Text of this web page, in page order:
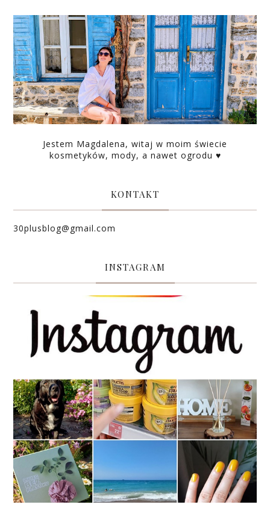
Jestem Magdalena, witaj w moim świecie
kosmetyków, mody, a nawet ogrodu ♥
KONTAKT
30plusblog@gmail.com
INSTAGRAM